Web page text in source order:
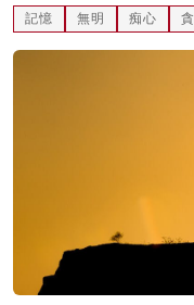
關於我們
記憶 無明 痴心